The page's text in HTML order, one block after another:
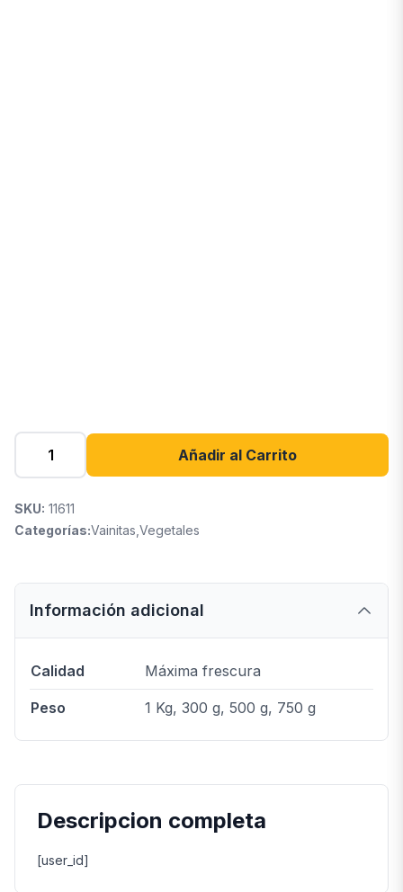
Añadir al Carrito
SKU: 11611
Categorías:Vainitas Vegetales
Información adicional
Calidad Máxima frescura
Peso 1 Kg, 300 g, 500 g, 750 g
Descripcion completa
[user_id]